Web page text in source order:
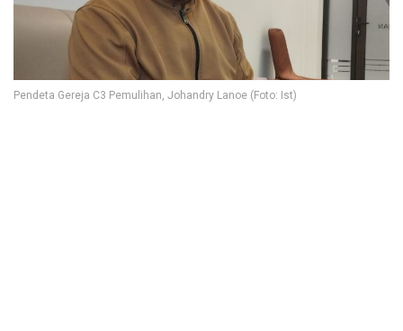
Pendeta Gereja C3 Pemulihan, Johandry Lanoe (Foto: Ist)